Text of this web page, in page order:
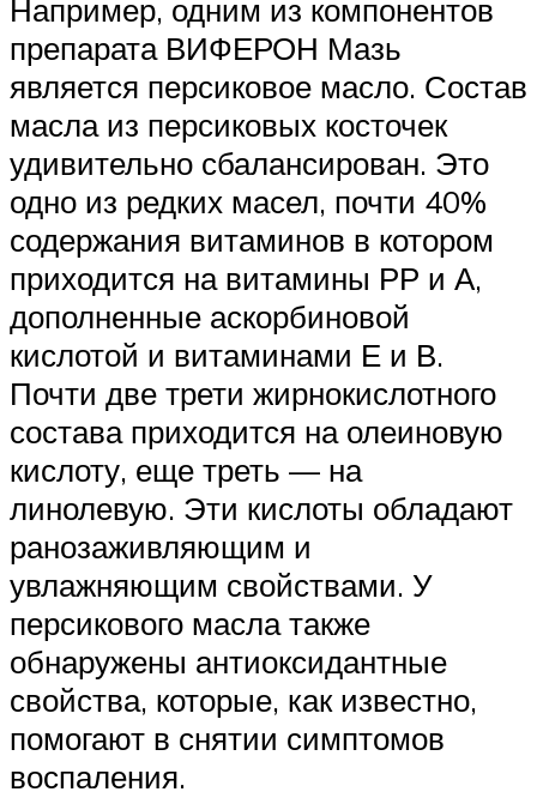
Например, одним из компонентов
препарата ВИФЕРОН Мазь
является персиковое масло. Состав
масла из персиковых косточек
удивительно сбалансирован. Это
одно из редких масел, почти 40%
содержания витаминов в котором
приходится на витамины РР и А,
дополненные аскорбиновой
кислотой и витаминами Е и В.
Почти две трети жирнокислотного
состава приходится на олеиновую
кислоту, еще треть — на
линолевую. Эти кислоты обладают
ранозаживляющим и
увлажняющим свойствами. У
персикового масла также
обнаружены антиоксидантные
свойства, которые, как известно,
помогают в снятии симптомов
воспаления.